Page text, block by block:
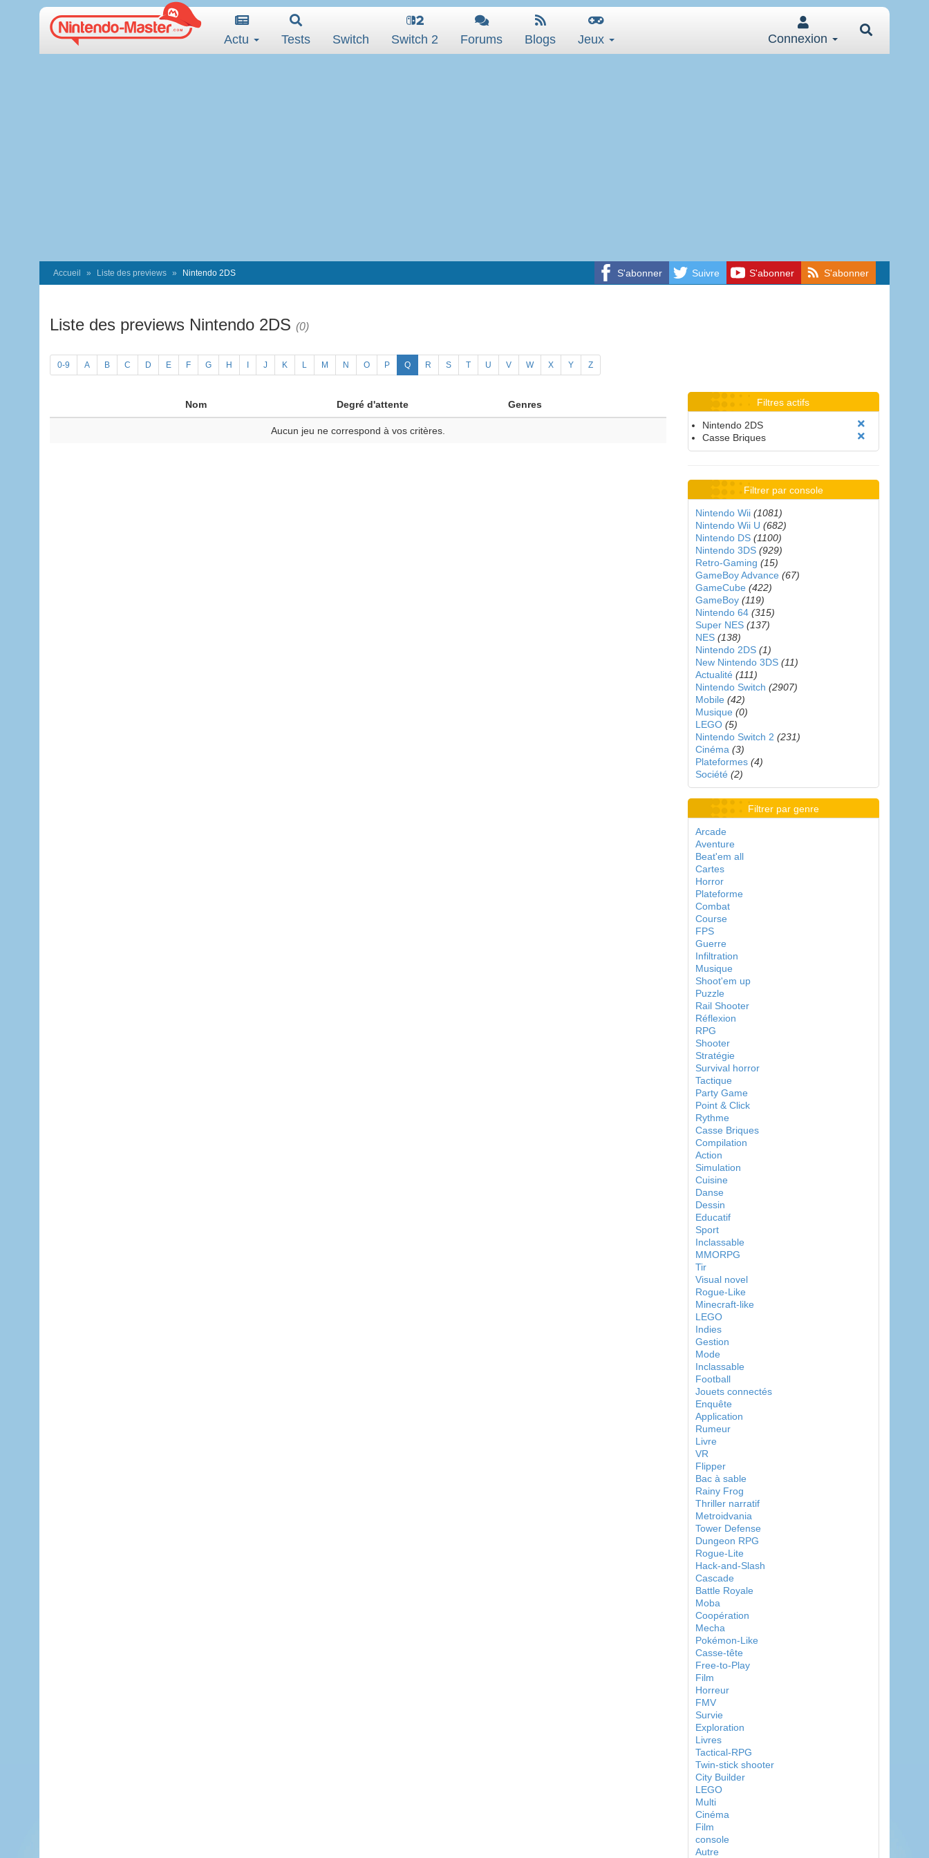
Actu Tests Switch Switch 2 Forums Blogs Jeux Connexion
S'abonner Suivre S'abonner S'abonner
Accueil Liste des previews Nintendo 2DS
Liste des previews Nintendo 2DS (0)
0-9 A B C D E F G H J K L M N O P Q R S T U V W X Y Z
Nom Degré d'attente Genres
Aucun jeu ne correspond à vos critères.
Filtres actifs
Nintendo 2DS
Casse Briques
Filtrer par console
Nintendo Wii (1081)
Nintendo Wii U (682)
Nintendo DS (1100)
Nintendo 3DS (929)
Retro-Gaming (15)
GameBoy Advance (67)
GameCube (422)
GameBoy (119)
Nintendo 64 (315)
Super NES (137)
NES (138)
Nintendo 2DS (1)
New Nintendo 3DS (11)
Actualité (111)
Nintendo Switch (2907)
Mobile (42)
Musique (0)
LEGO (5)
Nintendo Switch 2 (231)
Cinéma (3)
Plateformes (4)
Société (2)
Filtrer par genre
Arcade
Aventure
Beat'em all
Cartes
Horror
Plateforme
Combat
Course
FPS
Guerre
Infiltration
Musique
Shoot'em up
Puzzle
Rail Shooter
Réflexion
RPG
Shooter
Stratégie
Survival horror
Tactique
Party Game
Point & Click
Rythme
Casse Briques
Compilation
Action
Simulation
Cuisine
Danse
Dessin
Educatif
Sport
Inclassable
MMORPG
Tir
Visual novel
Rogue-Like
Minecraft-like
LEGO
Indies
Gestion
Mode
Inclassable
Football
Jouets connectés
Enquête
Application
Rumeur
Livre
VR
Flipper
Bac à sable
Rainy Frog
Thriller narratif
Metroidvania
Tower Defense
Dungeon RPG
Rogue-Lite
Hack-and-Slash
Cascade
Battle Royale
Moba
Coopération
Mecha
Pokémon-Like
Casse-tête
Free-to-Play
Film
Horreur
FMV
Survie
Exploration
Livres
Tactical-RPG
Twin-stick shooter
City Builder
LEGO
Multi
Cinéma
Film
console
Autre